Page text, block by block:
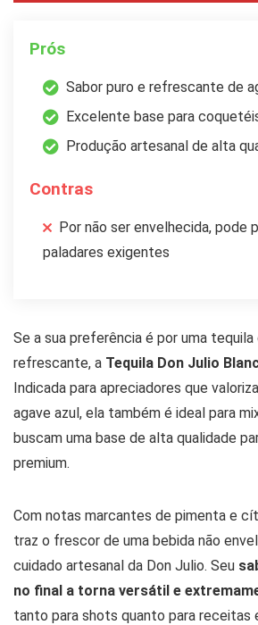
Prós
Sabor puro e refrescante de
Excelente base para
Produção artesanal de alta
Contras
Por não ser envelhecida, pode
paladares exigentes
Se a sua preferência é por uma
refrescante, a Tequila Don Julio
Indicada para apreciadores que
agave azul, ela também é ideal para
buscam uma base de alta qualidade
premium.
Com notas marcantes de pimenta e
traz o frescor de uma bebida não
cuidado artesanal da Don Julio. Seu
no final a torna versátil e
tanto para shots quanto para receitas